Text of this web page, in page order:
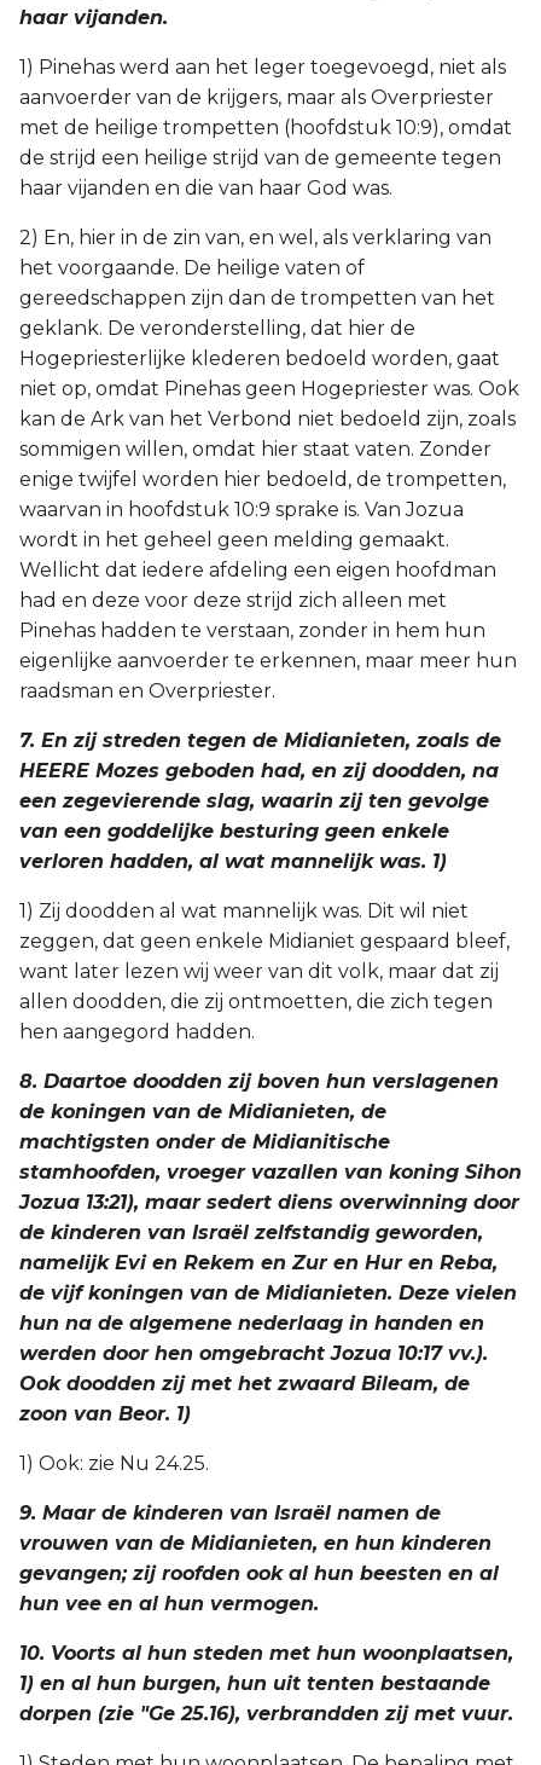
haar vijanden.
1) Pinehas werd aan het leger toegevoegd, niet als
aanvoerder van de krijgers, maar als Overpriester
met de heilige trompetten (hoofdstuk 10:9), omdat
de strijd een heilige strijd van de gemeente tegen
haar vijanden en die van haar God was.
2) En, hier in de zin van, en wel, als verklaring van
het voorgaande. De heilige vaten of
gereedschappen zijn dan de trompetten van het
geklank. De veronderstelling, dat hier de
Hogepriesterlijke klederen bedoeld worden, gaat
niet op, omdat Pinehas geen Hogepriester was. Ook
kan de Ark van het Verbond niet bedoeld zijn, zoals
sommigen willen, omdat hier staat vaten. Zonder
enige twijfel worden hier bedoeld, de trompetten,
waarvan in hoofdstuk 10:9 sprake is. Van Jozua
wordt in het geheel geen melding gemaakt.
Wellicht dat iedere afdeling een eigen hoofdman
had en deze voor deze strijd zich alleen met
Pinehas hadden te verstaan, zonder in hem hun
eigenlijke aanvoerder te erkennen, maar meer hun
raadsman en Overpriester.
7. En zij streden tegen de Midianieten, zoals de
HEERE Mozes geboden had, en zij doodden, na
een zegevierende slag, waarin zij ten gevolge
van een goddelijke besturing geen enkele
verloren hadden, al wat mannelijk was. 1)
1) Zij doodden al wat mannelijk was. Dit wil niet
zeggen, dat geen enkele Midianiet gespaard bleef,
want later lezen wij weer van dit volk, maar dat zij
allen doodden, die zij ontmoetten, die zich tegen
hen aangegord hadden.
8. Daartoe doodden zij boven hun verslagenen
de koningen van de Midianieten, de
machtigsten onder de Midianitische
stamhoofden, vroeger vazallen van koning Sihon
Jozua 13:21), maar sedert diens overwinning door
de kinderen van Israël zelfstandig geworden,
namelijk Evi en Rekem en Zur en Hur en Reba,
de vijf koningen van de Midianieten. Deze vielen
hun na de algemene nederlaag in handen en
werden door hen omgebracht Jozua 10:17 vv.).
Ook doodden zij met het zwaard Bileam, de
zoon van Beor. 1)
1) Ook: zie Nu 24.25.
9. Maar de kinderen van Israël namen de
vrouwen van de Midianieten, en hun kinderen
gevangen; zij roofden ook al hun beesten en al
hun vee en al hun vermogen.
10. Voorts al hun steden met hun woonplaatsen,
1) en al hun burgen, hun uit tenten bestaande
dorpen (zie "Ge 25.16), verbrandden zij met vuur.